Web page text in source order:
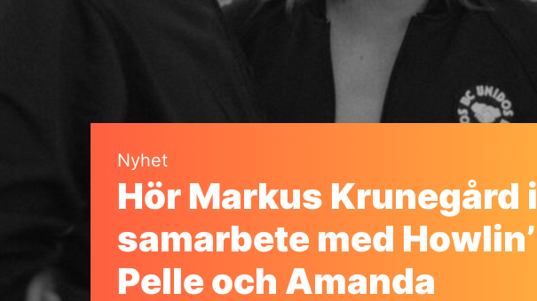
Nyhet
Hör Markus Krunegård i
samarbete med Howlin’
Pelle och Amanda